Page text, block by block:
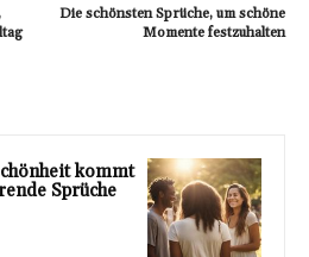
Die schönsten Sprüche, um schöne
Momente festzuhalten
kommt
Sprüche